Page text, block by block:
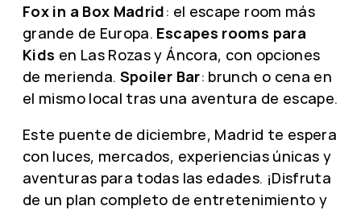
Fox in a Box Madrid: el escape room más
grande de Europa. Escapes rooms para
Kids en Las Rozas y Áncora, con opciones
de merienda. Spoiler Bar: brunch o cena en
el mismo local tras una aventura de escape.
Este puente de diciembre, Madrid te espera
con luces, mercados, experiencias únicas y
aventuras para todas las edades. ¡Disfruta
de un plan completo de entretenimiento y